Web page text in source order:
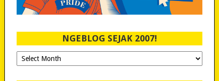
NGEBLOG SEJAK 2007!
Ngeblog
Sejak